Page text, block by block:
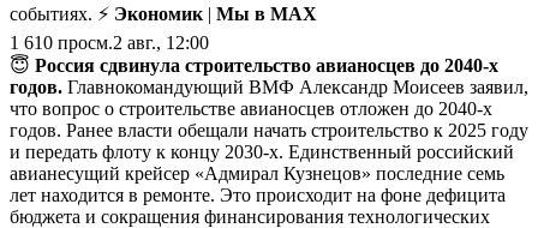
событиях. ⚡ Экономик | Мы в MAX
1 610 просм.2 авг., 12:00
😇 Россия сдвинула строительство авианосцев до 2040-х
годов. Главнокомандующий ВМФ Александр Моисеев заявил,
что вопрос о строительстве авианосцев отложен до 2040-х
годов. Ранее власти обещали начать строительство к 2025 году
и передать флоту к концу 2030-х. Единственный российский
авианесущий крейсер «Адмирал Кузнецов» последние семь
лет находится в ремонте. Это происходит на фоне дефицита
бюджета и сокращения финансирования технологических